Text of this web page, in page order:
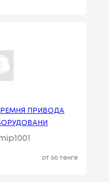
ПРИВОДА
от 66 тенге